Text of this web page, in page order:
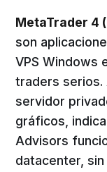
MetaTrader 4
son
VPS Windows
traders serios.
servidor
gráficos,
Advisors
datacenter,